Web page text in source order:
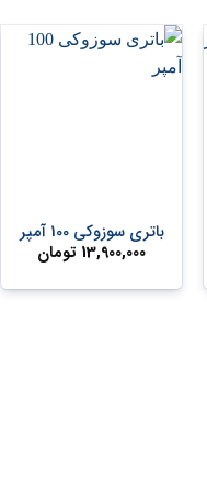
باتری سوزوکی 100 آمپر
13,900,000 تومان